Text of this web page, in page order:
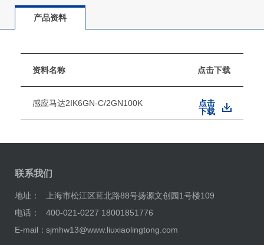
产品资料
资料名称 点击下载
感应马达2IK6GN-C/2GN100K
点击
下载
联系我们
地址：
上海市松江区茸北路88号扬源文创园1号楼109
电话：
400-021-0227 18001851776
E-mail：sjmhw13@www.liuxiaolingtong.com